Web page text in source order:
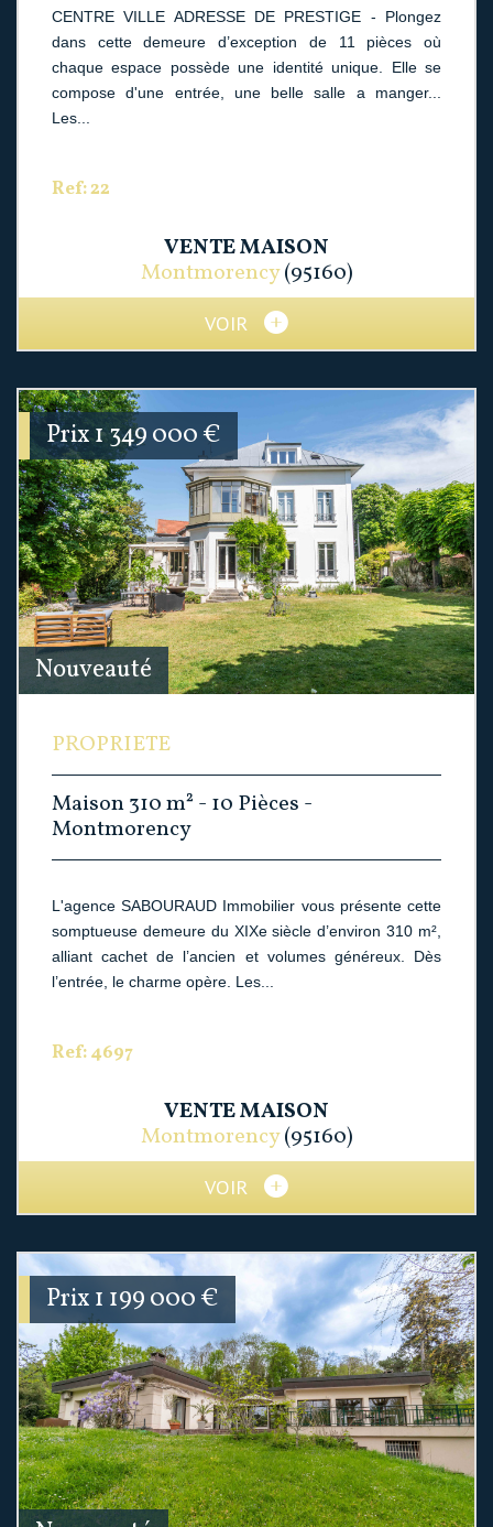
CENTRE VILLE ADRESSE DE PRESTIGE - Plongez
dans cette demeure d’exception de 11 pièces où
chaque espace possède une identité unique. Elle se
compose d'une entrée, une belle salle a manger...
Les...
Ref: 22
VENTEMAISON
Montmorency(95160)
VOIR
Nouveauté
Prix1 349 000€
PROPRIETE
Maison 310 m² - 10 Pièces -
Montmorency
L'agence SABOURAUD Immobilier vous présente cette
somptueuse demeure du XIXe siècle d’environ 310 m²,
alliant cachet de l’ancien et volumes généreux. Dès
l’entrée, le charme opère. Les...
Ref: 4697
VENTEMAISON
Montmorency(95160)
VOIR
Prix1 199 000€